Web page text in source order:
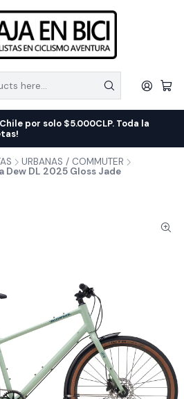
por solo $5.000CLP. Toda la
URBANAS / COMMUTER
Dew DL 2025 Gloss Jade